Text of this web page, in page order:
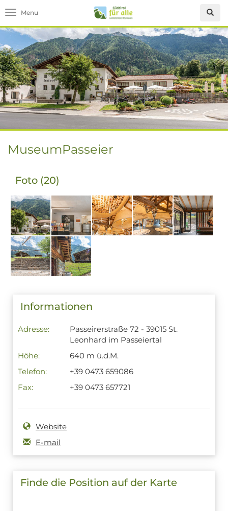
Toggle navigation
MuseumPasseier
Foto (20)
Informationen
Adresse:
Passeirerstraße 72 - 39015 St.
Leonhard im Passeiertal
Höhe:
640 m ü.d.M.
Telefon:
+39 0473 659086
Fax:
+39 0473 657721
Website
E-mail
Finde die Position auf der Karte